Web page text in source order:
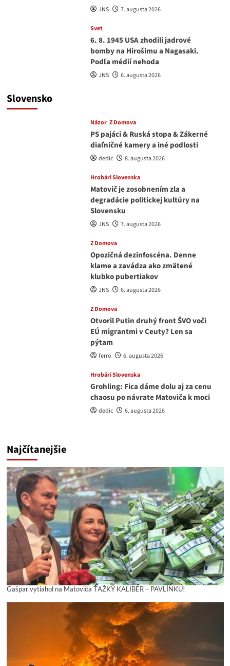
JNS 7. augusta 2026
Svet
6. 8. 1945 USA zhodili jadrové
bomby na Hirošimu a Nagasaki.
Podľa médií nehoda
JNS 6. augusta 2026
Slovensko
Názor Z Domova
PS pajáci & Ruská stopa & Zákerné
diaľničné kamery a iné podlosti
dedic 8. augusta 2026
Hrobári Slovenska
Matovič je zosobnením zla a
degradácie politickej kultúry na
Slovensku
JNS 7. augusta 2026
Z Domova
Opozičná dezinfoscéna. Denne
klame a zavádza ako zmätené
klubko pubertiakov
JNS 6. augusta 2026
Z Domova
Otvoril Putin druhý front ŠVO voči
EÚ migrantmi v Ceuty? Len sa
pýtam
ferro 6. augusta 2026
Hrobári Slovenska
Grohling: Fica dáme dolu aj za cenu
chaosu po návrate Matoviča k moci
dedic 6. augusta 2026
Najčítanejšie
Gašpar vytiahol na Matoviča ŤAŽKÝ KALIBER – PAVLÍNKU!